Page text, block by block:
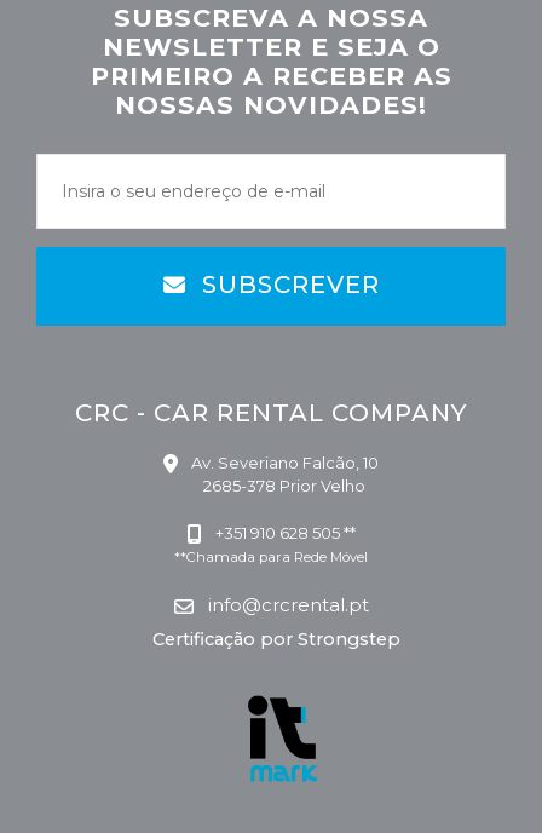
SUBSCREVA A NOSSA
NEWSLETTER E SEJA O
PRIMEIRO A RECEBER AS
NOSSAS NOVIDADES!
SUBSCREVER
CRC - CAR RENTAL COMPANY
Av. Severiano Falcão, 10
2685-378 Prior Velho
+351 910 628 505 **
**Chamada para Rede Móvel
info@crcrental.pt
Certificação por Strongstep